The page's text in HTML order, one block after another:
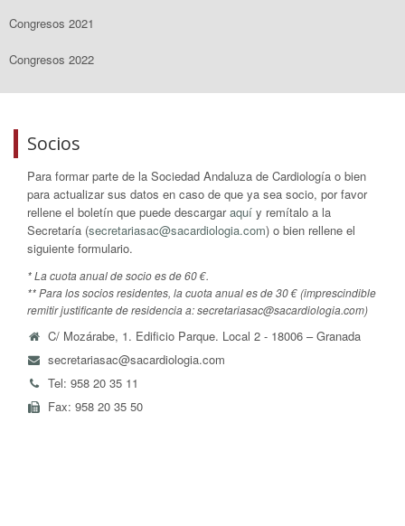
Congresos 2021
Congresos 2022
Socios
Para formar parte de la Sociedad Andaluza de Cardiología o bien
para actualizar sus datos en caso de que ya sea socio, por favor
rellene el boletín que puede descargaraquí y remítalo a la
Secretaría (secretariasac@sacardiologia.com) o bien rellene el
siguiente formulario.
* La cuota anual de socio es de 60 €.
** Para los socios residentes, la cuota anual es de 30 € (imprescindible
remitir justificante de residencia a: secretariasac@sacardiologia.com)
C/ Mozárabe, 1. Edificio Parque. Local 2 - 18006 – Granada
secretariasac@sacardiologia.com
Tel: 958 20 35 11
Fax: 958 20 35 50